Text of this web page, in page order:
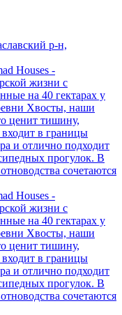
р-н,
Houses -
жизни с
на 40 гектарах у
Хвосты, наши
ценит тишину,
в границы
и отлично подходит
прогулок. В
сочетаются
Houses -
жизни с
на 40 гектарах у
Хвосты, наши
ценит тишину,
в границы
и отлично подходит
прогулок. В
сочетаются